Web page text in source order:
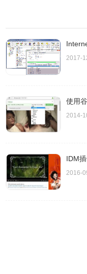
如果您在按住CTRL
链接，则IDM将接管任
规”中选中“ 在IE点击
如果按住ALT键并单
常规”中选中“ 在IE点
如果您不希望IDM接
之后，
请记住，如果Internet
问题，您应该在点击
2017-
使用
2014-
IDM
2016-